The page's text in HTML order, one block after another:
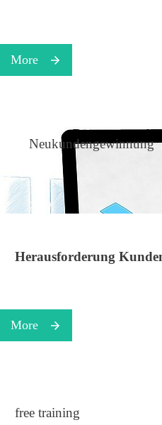
More
Neukundengewinnung
Herausforderung
More
free training